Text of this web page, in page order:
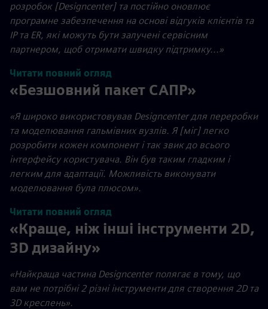
розробок [Designcenter] та постійно оновлює
програмне забезпечення на основі відгуків клієнтів та
ІР та ER, які можуть бути залучені сервісним
партнером, щоб отримати швидку підтримку...»
Читати повний огляд
«Безшовний пакет САПР»
«Я широко використовував Designcenter для переробки
та моделювання гальмівних вузлів. Я [міг] легко
розробити кожен компонент і так звик до всього
інтерфейсу користувача. Він був таким гладким і
легким для адаптації. Можливість виконувати
моделювання була плюсом».
Читати повний огляд
«Краще, ніж інші інструменти 2D,
3D дизайну»
«Найкраща частина Designcenter полягає в тому, що
вам не потрібні 2 різні інструменти для створення 2D та
3D креслень».